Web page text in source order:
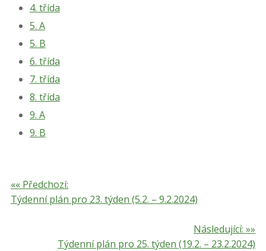
4. třída
5. A
5. B
6. třída
7. třída
8. třída
9. A
9. B
«« Předchozí:
Týdenní plán pro 23. týden (5.2. – 9.2.2024)
Následující: »»
Týdenní plán pro 25. týden (19.2. – 23.2.2024)